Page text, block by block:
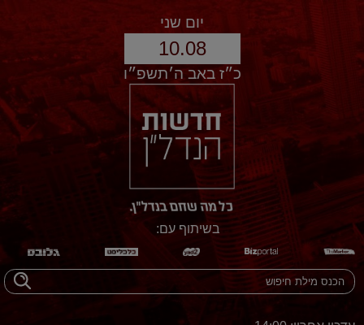
יום שני
10.08
כ״ז באב ה׳תשפ״ו
בשיתוף עם: